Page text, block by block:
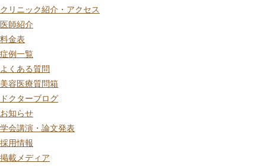
クリニック紹介・アクセス
医師紹介
料金表
症例一覧
よくある質問
美容医療質問箱
ドクターブログ
お知らせ
学会講演・論文発表
採用情報
掲載メディア